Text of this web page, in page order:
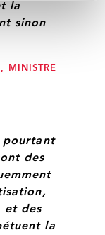
la
sinon
MINISTRE
pourtant
des
et des
la